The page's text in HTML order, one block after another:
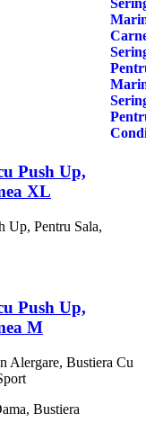
Push Up,
XL
Push Up,
M